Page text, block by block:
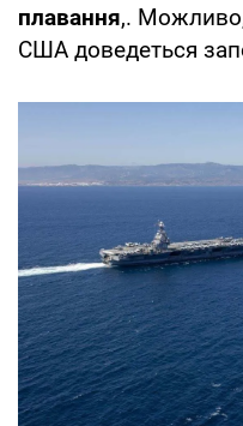
плавання,.
США доведеться